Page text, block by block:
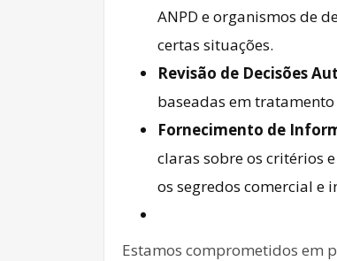
ANPD e organismos de
certas situações.
Revisão de Decisões
baseadas em
Fornecimento de
claras sobre os critérios
os segredos comercial e
Estamos comprometidos em